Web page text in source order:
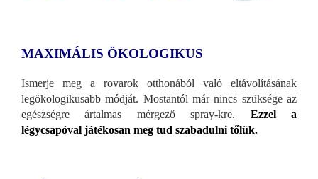
MAXIMÁLIS ÖKOLOGIKUS
Ismerje meg a rovarok otthonából való eltávolításának
legökologikusabb módját. Mostantól már nincs szüksége az
egészségre ártalmas mérgező spray-kre. Ezzel a
légycsapóval játékosan meg tud szabadulni tőlük.